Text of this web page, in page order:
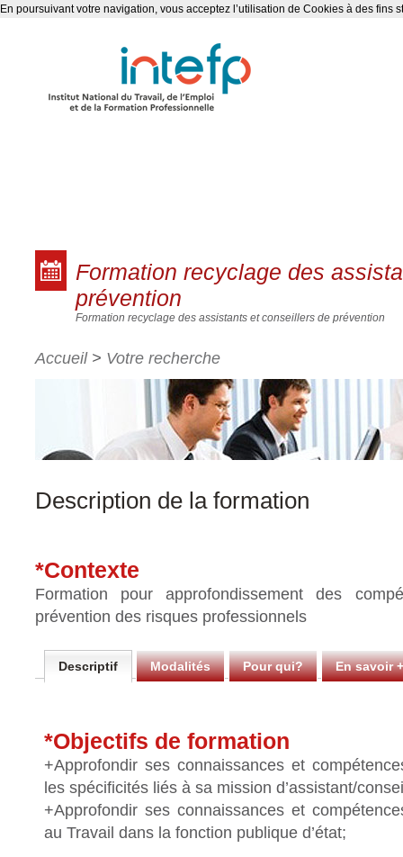
En poursuivant votre navigation, vous acceptez l’utilisation de Cookies à des fins
Formation recyclage des
prévention
Formation recyclage des assistants et conseillers de prévention
Accueil> Votre recherche
Description de la formation
*Contexte
Formation pour approfondissement des
prévention des risques professionnels
Descriptif Modalités Pour qui? En savoir +
*Objectifs de formation
+Approfondir ses connaissances et
les spécificités liés à sa mission d’assistant/
+Approfondir ses connaissances et
au Travail dans la fonction publique d’état;